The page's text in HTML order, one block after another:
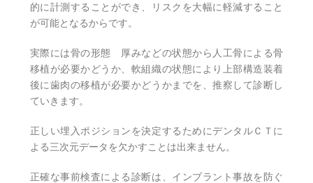
的に計測することができ、リスクを大幅に軽減すること
が可能となるからです。
実際には骨の形態 厚みなどの状態から人工骨による骨
移植が必要かどうか、軟組織の状態により上部構造装着
後に歯肉の移植が必要かどうかまでを、推察して診断し
ていきます。
正しい埋入ポジションを決定するためにデンタルＣＴに
よる三次元データを欠かすことは出来ません。
正確な事前検査による診断は、インブラント事故を防ぐ